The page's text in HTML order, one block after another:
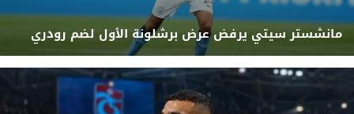
مانشستر سيتي يرفض عرض برشلونة الأول لضم رودري